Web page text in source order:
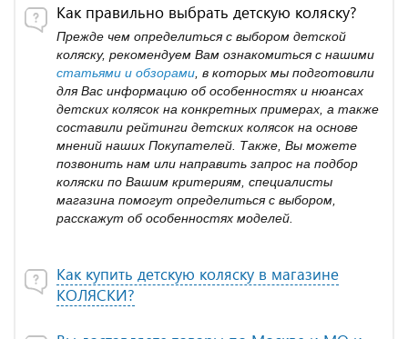
Как правильно выбрать детскую коляску?
Прежде чем определиться с выбором детской
коляску, рекомендуем Вам ознакомиться с нашими
статьями и обзорами , в которых мы подготовили
для Вас информацию об особенностях и нюансах
детских колясок на конкретных примерах, а также
составили рейтинги детских колясок на основе
мнений наших Покупателей. Также, Вы можете
позвонить нам или направить запрос на подбор
коляски по Вашим критериям, специалисты
магазина помогут определиться с выбором,
расскажут об особенностях моделей.
Как купить детскую коляску в магазине
КОЛЯСКИ?